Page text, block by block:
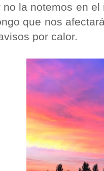
no la notemos en
que nos
por calor.